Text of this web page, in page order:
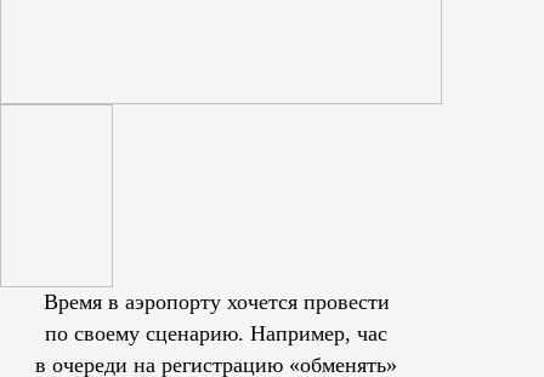
Время в аэропорту хочется провести
по своему сценарию. Например, час
в очереди на регистрацию «обменять»